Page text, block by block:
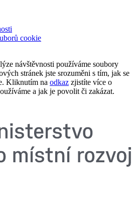
cookie
návštěvnosti používáme soubory
stránek jste srozuměni s tím, jak se
Kliknutím na odkaz zjistíte více o
a jak je povolit či zakázat.